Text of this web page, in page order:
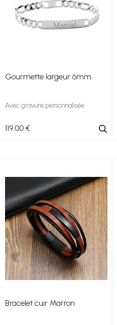
Gourmette largeur 6mm
Avec gravure personnalisée
119.00 €
Bracelet cuir Marron